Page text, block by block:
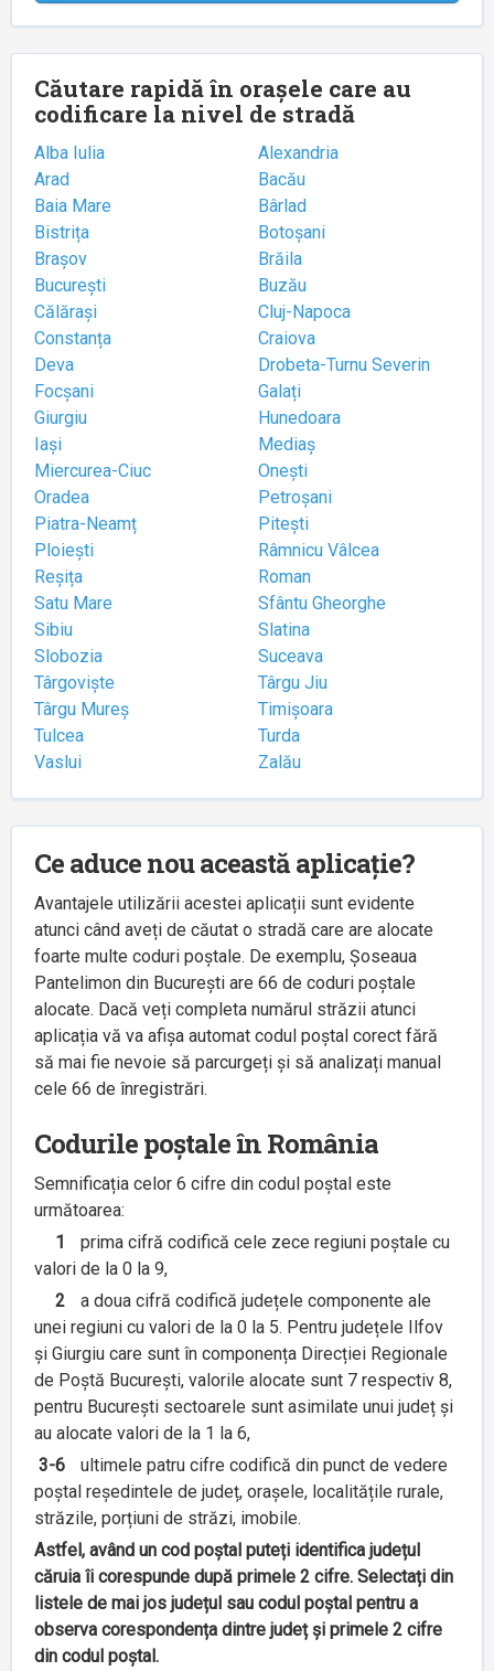
Căutare rapidă în orașele care au
codificare la nivel de stradă
Alba Iulia
Alexandria
Arad
Bacău
Baia Mare
Bârlad
Bistrița
Botoșani
Brașov
Brăila
București
Buzău
Călărași
Cluj-Napoca
Constanța
Craiova
Deva
Drobeta-Turnu Severin
Focșani
Galați
Giurgiu
Hunedoara
Iași
Mediaș
Miercurea-Ciuc
Onești
Oradea
Petroșani
Piatra-Neamț
Pitești
Ploiești
Râmnicu Vâlcea
Reșița
Roman
Satu Mare
Sfântu Gheorghe
Sibiu
Slatina
Slobozia
Suceava
Târgoviște
Târgu Jiu
Târgu Mureș
Timișoara
Tulcea
Turda
Vaslui
Zalău
Ce aduce nou această aplicație?
Avantajele utilizării acestei aplicații sunt evidente
atunci când aveți de căutat o stradă care are alocate
foarte multe coduri poștale. De exemplu, Șoseaua
Pantelimon din București are 66 de coduri poștale
alocate. Dacă veți completa numărul străzii atunci
aplicația vă va afișa automat codul poștal corect fără
să mai fie nevoie să parcurgeți și să analizați manual
cele 66 de înregistrări.
Codurile poștale în România
Semnificația celor 6 cifre din codul poștal este
următoarea:
1
prima cifră codifică cele zece regiuni poștale cu
valori de la 0 la 9,
2
a doua cifră codifică județele componente ale
unei regiuni cu valori de la 0 la 5. Pentru județele Ilfov
și Giurgiu care sunt în componența Direcției Regionale
de Poștă București, valorile alocate sunt 7 respectiv 8,
pentru București sectoarele sunt asimilate unui județ și
au alocate valori de la 1 la 6,
3-6
ultimele patru cifre codifică din punct de vedere
poștal reședintele de județ, orașele, localitățile rurale,
străzile, porțiuni de străzi, imobile.
Astfel, având un cod poștal puteți identifica județul
căruia îi corespunde după primele 2 cifre. Selectați din
listele de mai jos județul sau codul poștal pentru a
observa corespondența dintre județ și primele 2 cifre
din codul poștal.